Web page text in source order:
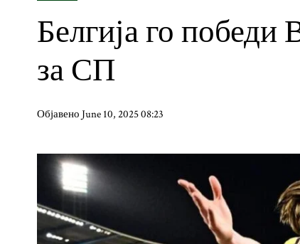
Белгија го победи
за СП
Објавено June 10, 2025 08:23